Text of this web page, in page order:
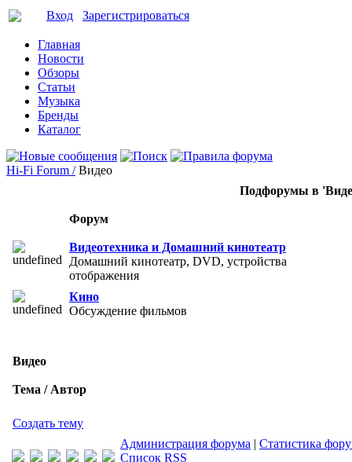
Вход Зарегистрироваться
Главная
Новости
Обзоры
Статьи
Музыка
Бренды
Каталог
Hi-Fi Forum / Видео
Подфорумы в
Форум
Видеотехника и Домашний кинотеатр
Домашний кинотеатр, DVD, устройства
отображения
Кино
Обсуждение фильмов
Видео
Тема / Автор
Создать тему
Администрация форума | Статистика
Список RSS